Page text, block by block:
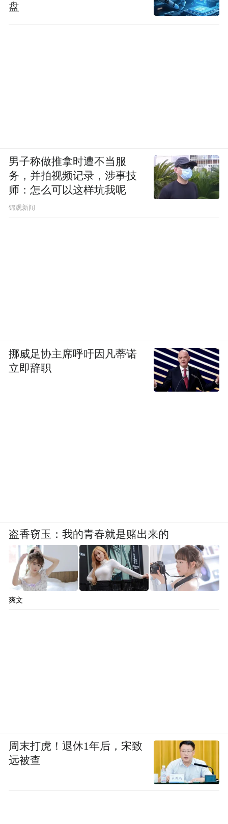
盘
男子称做推拿时遭不当服
务，并拍视频记录，涉事技
师：怎么可以这样坑我呢
锦观新闻
挪威足协主席呼吁因凡蒂诺
立即辞职
盗香窃玉：我的青春就是赌出来的
爽文
周末打虎！退休1年后，宋致
远被查